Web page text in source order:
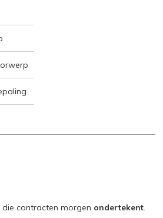
contracten morgen ondertekent.